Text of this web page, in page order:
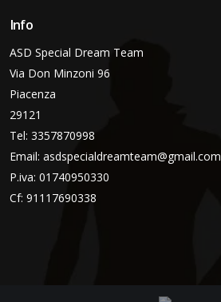
Info
ASD Special Dream Team
Via Don Minzoni 96
Piacenza
29121
Tel: 3357870998
Email: asdspecialdreamteam@gmail.com
P.iva: 01740950330
Cf: 91117690338